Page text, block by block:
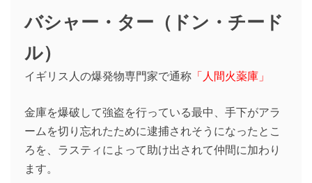
バシャー・ター（ドン・チード
ル）
イギリス人の爆発物専門家で通称 「人間火薬庫」
金庫を爆破して強盗を行っている最中、手下がアラ
ームを切り忘れたために逮捕されそうになったとこ
ろを、ラスティによって助け出されて仲間に加わり
ます。